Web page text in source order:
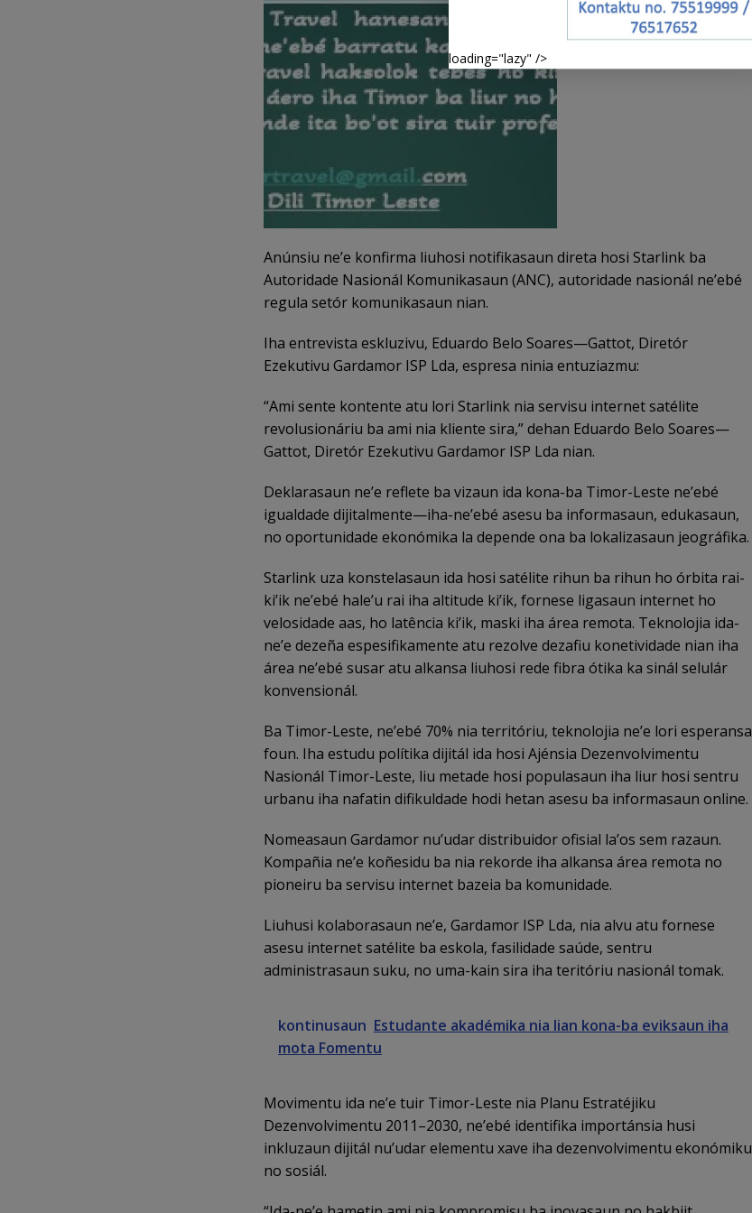
Anúnsiu ne’e konfirma liuhosi notifikasaun direta hosi Starlink ba
Autoridade Nasionál Komunikasaun (ANC), autoridade nasionál ne’ebé
regula setór komunikasaun nian.
Iha entrevista eskluzivu, Eduardo Belo Soares—Gattot, Diretór
Ezekutivu Gardamor ISP Lda, espresa ninia entuziazmu:
“Ami sente kontente atu lori Starlink nia servisu internet satélite
revolusionáriu ba ami nia kliente sira,” dehan Eduardo Belo Soares—
Gattot, Diretór Ezekutivu Gardamor ISP Lda nian.
Deklarasaun ne’e reflete ba vizaun ida kona-ba Timor-Leste ne’ebé
igualdade dijitalmente—iha-ne’ebé asesu ba informasaun, edukasaun,
no oportunidade ekonómika la depende ona ba lokalizasaun jeográfika.
Starlink uza konstelasaun ida hosi satélite rihun ba rihun ho órbita rai-
ki’ik ne’ebé hale’u rai iha altitude ki’ik, fornese ligasaun internet ho
velosidade aas, ho latência ki’ik, maski iha área remota. Teknolojia ida-
ne’e dezeña espesifikamente atu rezolve dezafiu konetividade nian iha
área ne’ebé susar atu alkansa liuhosi rede fibra ótika ka sinál selulár
konvensionál.
Ba Timor-Leste, ne’ebé 70% nia territóriu, teknolojia ne’e lori esperansa
foun. Iha estudu polítika dijitál ida hosi Ajénsia Dezenvolvimentu
Nasionál Timor-Leste, liu metade hosi populasaun iha liur hosi sentru
urbanu iha nafatin difikuldade hodi hetan asesu ba informasaun online.
Nomeasaun Gardamor nu’udar distribuidor ofisial la’os sem razaun.
Kompañia ne’e koñesidu ba nia rekorde iha alkansa área remota no
pioneiru ba servisu internet bazeia ba komunidade.
Liuhusi kolaborasaun ne’e, Gardamor ISP Lda, nia alvu atu fornese
asesu internet satélite ba eskola, fasilidade saúde, sentru
administrasaun suku, no uma-kain sira iha teritóriu nasionál tomak.
kontinusaun Estudante akadémika nia lian kona-ba eviksaun iha
mota Fomentu
Movimentu ida ne’e tuir Timor-Leste nia Planu Estratéjiku
Dezenvolvimentu 2011–2030, ne’ebé identifika importánsia husi
inkluzaun dijitál nu’udar elementu xave iha dezenvolvimentu ekonómiku
no sosiál.
loading="lazy" />